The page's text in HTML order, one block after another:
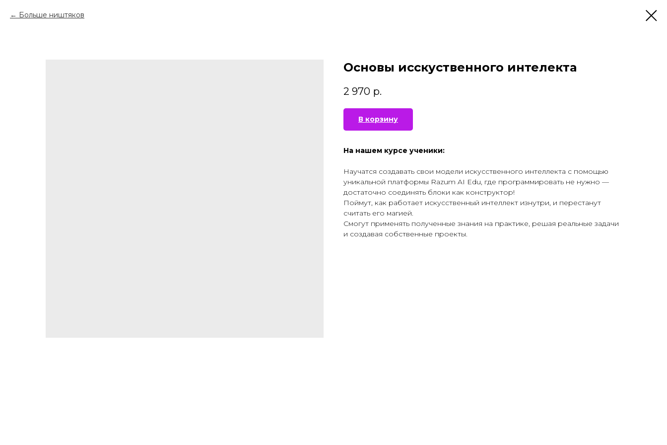
Больше ништяков
Основы исскуственного интелекта
2 970 р.
В корзину
На нашем курсе ученики:
Научатся создавать свои модели искусственного интеллекта с помощью
уникальной платформы Razum AI Edu, где программировать не нужно —
достаточно соединять блоки как конструктор!
Поймут, как работает искусственный интеллект изнутри, и перестанут
считать его магией.
Смогут применять полученные знания на практике, решая реальные задачи
и создавая собственные проекты.